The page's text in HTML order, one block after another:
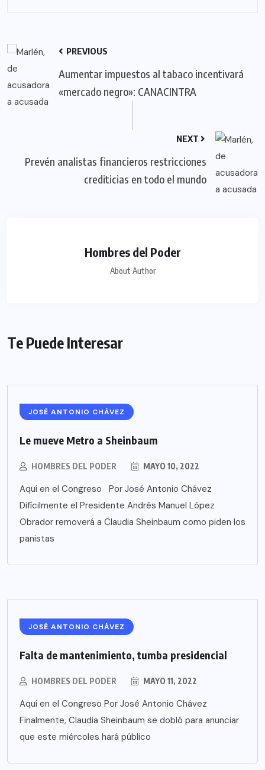
PREVIOUS
Aumentar impuestos al tabaco incentivará
«mercado negro»: CANACINTRA
NEXT
Prevén analistas financieros restricciones
crediticias en todo el mundo
Hombres del Poder
About Author
Te Puede Interesar
JOSÉ ANTONIO CHÁVEZ
Le mueve Metro a Sheinbaum
HOMBRES DEL PODER MAYO 10, 2022
Aquí en el Congreso Por José Antonio Chávez
Difícilmente el Presidente Andrés Manuel López
Obrador removerá a Claudia Sheinbaum como piden los
panistas
JOSÉ ANTONIO CHÁVEZ
Falta de mantenimiento, tumba presidencial
HOMBRES DEL PODER MAYO 11, 2022
Aquí en el Congreso Por José Antonio Chávez
Finalmente, Claudia Sheinbaum se dobló para anunciar
que este miércoles hará público